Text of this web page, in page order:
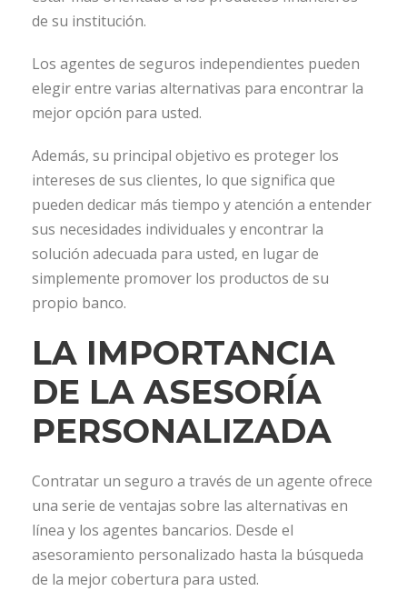
de su institución.
Los agentes de seguros independientes pueden
elegir entre varias alternativas para encontrar la
mejor opción para usted.
Además, su principal objetivo es proteger los
intereses de sus clientes, lo que significa que
pueden dedicar más tiempo y atención a entender
sus necesidades individuales y encontrar la
solución adecuada para usted, en lugar de
simplemente promover los productos de su
propio banco.
LA IMPORTANCIA
DE LA ASESORÍA
PERSONALIZADA
Contratar un seguro a través de un agente ofrece
una serie de ventajas sobre las alternativas en
línea y los agentes bancarios. Desde el
asesoramiento personalizado hasta la búsqueda
de la mejor cobertura para usted.